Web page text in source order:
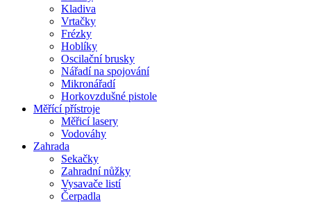
Kladiva
Vrtačky
Frézky
Hoblíky
Oscilační brusky
Nářadí na spojování
Mikronářadí
Horkovzdušné pistole
Měřící přístroje
Měřicí lasery
Vodováhy
Zahrada
Sekačky
Zahradní nůžky
Vysavače listí
Čerpadla